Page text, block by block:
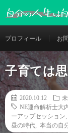
プロフィール お
子育ては
2020.10.12
NE運命解析士大
ーアップセッション
昼の時代
本当の自